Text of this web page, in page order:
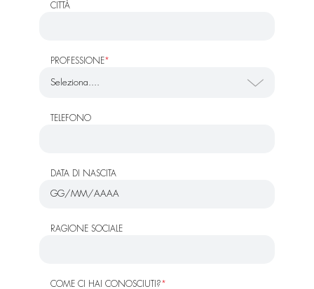
CITTÀ
PROFESSIONE*
TELEFONO
DATA DI NASCITA
RAGIONE SOCIALE
COME CI HAI CONOSCIUTI?*